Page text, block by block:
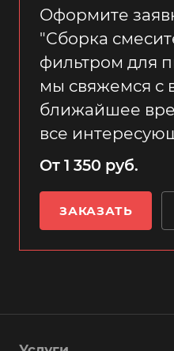
Оформите
"Сборка
фильтром для
мы свяжемся с
ближайшее
все
От 1 350 руб.
ЗАКАЗАТЬ